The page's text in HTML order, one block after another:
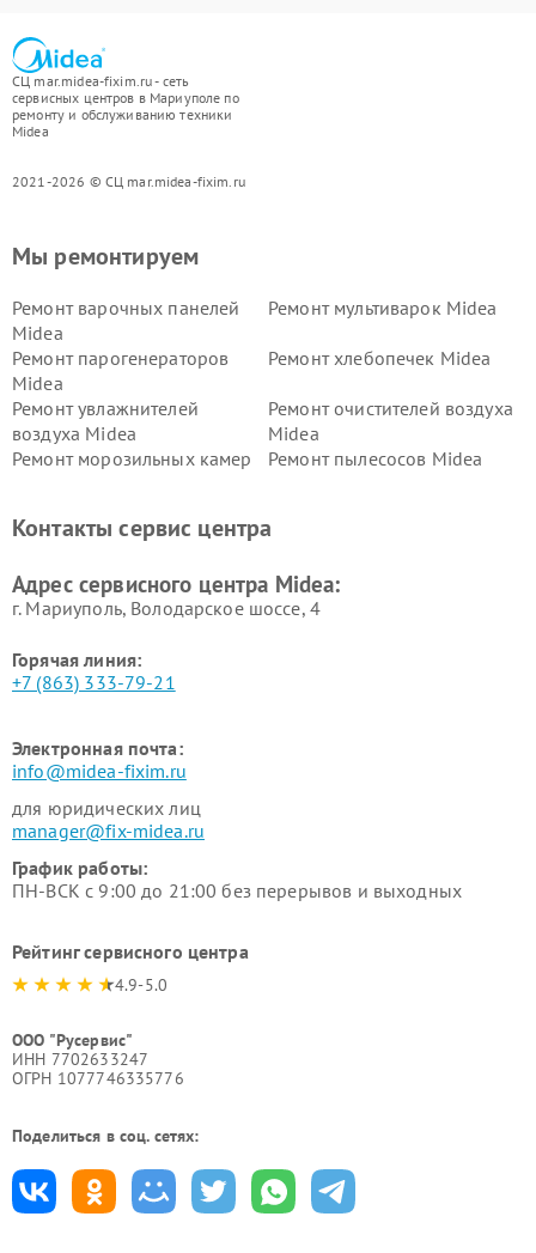
СЦ mar.midea-fixim.ru - сеть
сервисных центров в Мариуполе по
ремонту и обслуживанию техники
Midea
2021-2026 © СЦ mar.midea-fixim.ru
Мы ремонтируем
Ремонт варочных панелей
Midea
Ремонт мультиварок Midea
Ремонт парогенераторов
Midea
Ремонт хлебопечек Midea
Ремонт увлажнителей
воздуха Midea
Ремонт очистителей воздуха
Midea
Ремонт морозильных камер
Ремонт пылесосов Midea
пылесосов Midea
Midea
Контакты сервис центра
Адрес сервисного центра Midea:
г. Мариуполь, Володарское шоссе, 4
Горячая линия:
+7 (863) 333-79-21
Электронная почта:
info@midea-fixim.ru
для юридических лиц
manager@fix-midea.ru
График работы:
ПН-ВСК с 9:00 до 21:00 без перерывов и выходных
Рейтинг сервисного центра
4.9-5.0
ООО "Русервис"
ИНН 7702633247
ОГРН 1077746335776
Поделиться в соц. сетях: